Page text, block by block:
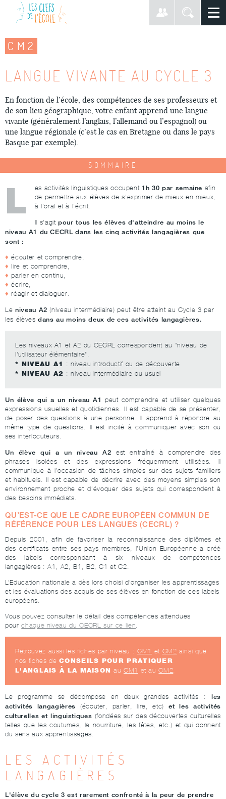
CM2
LANGUE VIVANTE AU CYCLE 3
En fonction de l’école, des compétences de ses professeurs et
de son lieu géographique, votre enfant apprend une langue
vivante (généralement l’anglais, l’allemand ou l’espagnol) ou
une langue régionale (c’est le cas en Bretagne ou dans le pays
Basque par exemple).
SOMMAIRE
L es activités linguistiques occupent1h 30 par semaine afin
de permettre aux élèves de s’exprimer de mieux en mieux,
à l’oral et à l’écrit.
Il s'agitpour tous les élèves d'atteindre au moins le
niveau A1 du CECRL dans les cinq activités langagières que
sont :
écouter et comprendre,
lire et comprendre,
parler en continu,
écrire,
réagir et dialoguer.
Le niveau A2 (niveau intermédiaire) peut être atteint au Cycle 3 par
les élèvesdans au moins deux de ces activités langagières.
Les niveaux A1 et A2 du CECRL correspondent au "niveau de
l'utilisateur élémentaire".
* NIVEAU A1 : niveau introductif ou de découverte
* NIVEAU A2 : niveau intermédiaire ou usuel
Un élève qui a un niveau A1 peut comprendre et utiliser quelques
expressions usuelles et quotidiennes. Il est capable de se présenter,
de poser des questions à une personne. Il apprend à répondre au
même type de questions. Il est incité à communiquer avec son ou
ses interlocuteurs.
Un élève qui a un niveau A2 est entraîné à comprendre des
phrases isolées et des expressions fréquemment utilisées. Il
communique à l’occasion de tâches simples sur des sujets familiers
et habituels. Il est capable de décrire avec des moyens simples son
environnement proche et d’évoquer des sujets qui correspondent à
des besoins immédiats.
QU’EST-CE QUE LE CADRE EUROPÉEN COMMUN DE
RÉFÉRENCE POUR LES LANGUES (CECRL) ?
Depuis 2001, afin de favoriser la reconnaissance des diplômes et
des certificats entre ses pays membres, l’Union Européenne a créé
des labels correspondant à six niveaux de compétences
langagières : A1, A2, B1, B2, C1 et C2.
L’Education nationale a dès lors choisi d’organiser les apprentissages
et les évaluations des acquis de ses élèves en fonction de ces labels
européens.
Vous pouvez consulter le détail des compétences attendues
pourchaque niveau du CECRL sur ce lien.
Retrouvez aussi les fiches par niveau : CM1 et CM2 ainsi que
nos fiches deCONSEILS POUR PRATIQUER
L'ANGLAIS À LA MAISON au CM1 et auCM2.
Le programme se décompose en deux grandes activités :
les
activités langagières (écouter, parler, lire, etc) et les activités
culturelles et linguistiques (fondées sur des découvertes culturelles
telles que les coutumes, la nourriture, les fêtes, etc.) et qui donnent
du sens aux apprentissages.
LES ACTIVITÉS
LANGAGIÈRES
L'élève du cycle 3 est rarement confronté à la peur de prendre